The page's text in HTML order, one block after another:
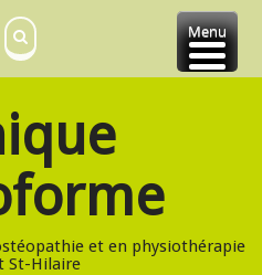
et en physiothérapie
St-Hilaire
Menu